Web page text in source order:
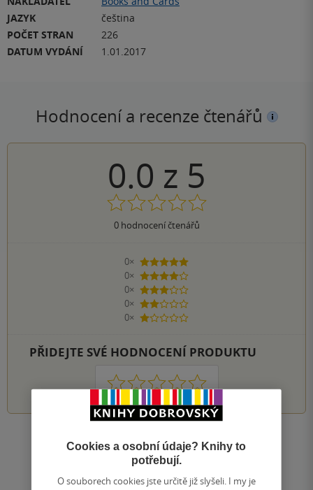
JAZYK
čeština
POČET STRAN
226
DATUM VYDÁNÍ
1.01.2017
Hodnocení a recenze čtenářů
0.0 z 5
0hodnocení čtenářů
0×
5 hvězdiček
0×
4 hvězdičky
0×
3 hvězdičky
0×
2 hvězdičky
0×
1 hvezdička
PŘIDEJTE SVÉ HODNOCENÍ PRODUKTU
1 2 3 4 5
Zobrazit všechna hodnocení
Přidat hodnocení
Cookies a osobní údaje? Knihy to
potřebují.
O souborech cookies jste určitě již slyšeli. I my je